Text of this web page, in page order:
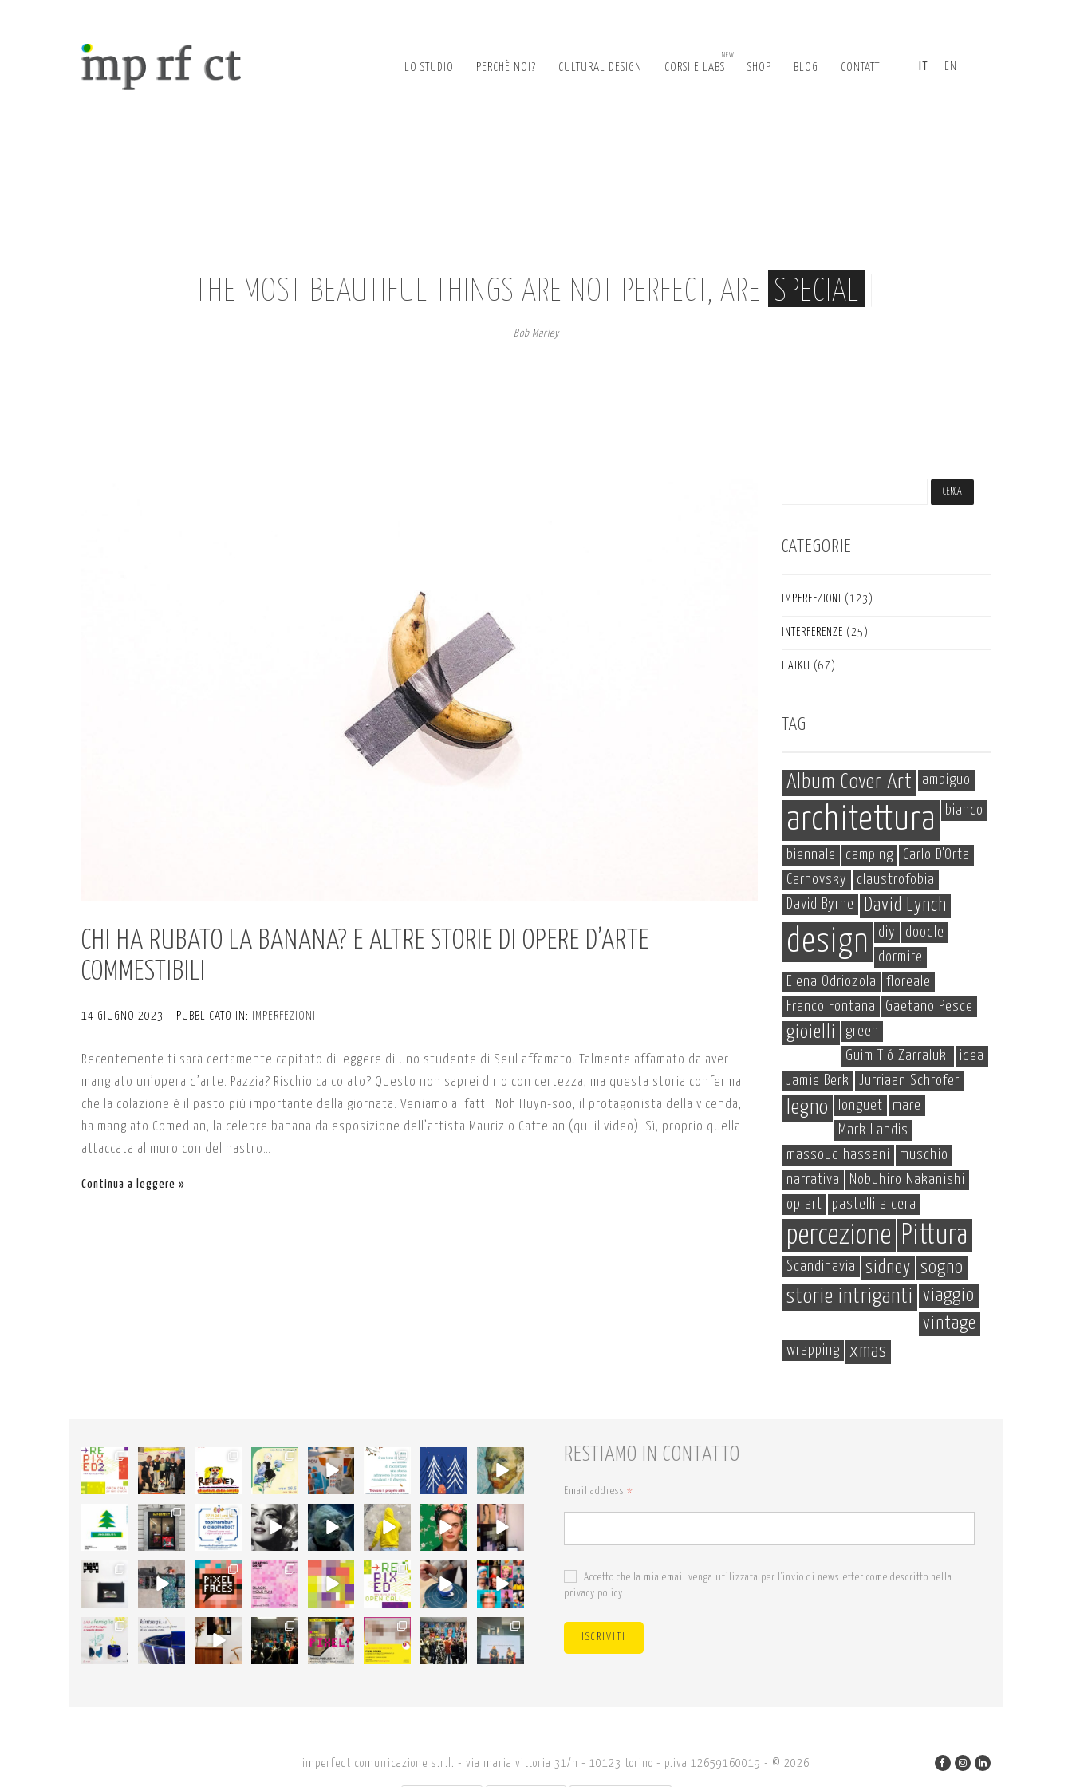
LO STUDIO PERCHÈ NOI? CULTURAL DESIGN CORSI E LABS
NEW
SHOP BLOG CONTATTI IT EN
THE MOST BEAUTIFUL THINGS ARE NOT PERFECT, ARE SPECIAL
Bob Marley
CHI HA RUBATO LA BANANA? E ALTRE STORIE DI OPERE D’ARTE
COMMESTIBILI
14 GIUGNO 2023 – PUBBLICATO IN: IMPERFEZIONI
Recentemente ti sarà certamente capitato di leggere di uno studente di Seul affamato. Talmente affamato da aver
mangiato un’opera d’arte. Pazzia? Rischio calcolato? Questo non saprei dirlo con certezza, ma questa storia conferma
che la colazione è il pasto più importante della giornata. Veniamo ai fatti Noh Huyn-soo, il protagonista della vicenda,
ha mangiato Comedian, la celebre banana da esposizione dell’artista Maurizio Cattelan (qui il video). Sì, proprio quella
attaccata al muro con del nastro…
Continua a leggere
CATEGORIE
IMPERFEZIONI (123)
INTERFERENZE (25)
HAIKU (67)
TAG
Album Cover Art ambiguo
architettura bianco
biennale camping
Carlo D'Orta
Carnovsky
claustrofobia
David Byrne
David Lynch
design diy
doodle
dormire
Elena Odriozola
floreale
Franco Fontana
Gaetano Pesce
gioielli
green
Guim Tió Zarraluki
idea
Jamie Berk
Jurriaan Schrofer
legno longuet
mare
Mark Landis
massoud hassani
muschio
narrativa
Nobuhiro Nakanishi
op art
pastelli a cera
percezione Pittura
Scandinavia sidney sogno
storie intriganti
viaggio
vintage
wrapping xmas
58
2
89
3
105
5
127
4
24
0
68
6
54
1
7
0
3
0
47
1
14
0
5
0
4
0
18
0
19
0
19
0
18
1
50
14
25
0
11
1
26
0
24
0
18
0
24
1
46
1
18
0
12
0
24
1
17
0
14
0
27
0
34
3
RESTIAMO IN CONTATTO
Email address *
Accetto che la mia email venga utilizzata per l'invio di newsletter come descritto nella
privacy policy
ISCRIVITI
imperfect comunicazione s.r.l. - via maria vittoria 31/h - 10123 torino - p.iva 12659160019 - © 2026